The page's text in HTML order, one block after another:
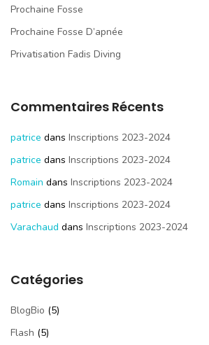
Prochaine Fosse
Prochaine Fosse D’apnée
Privatisation Fadis Diving
Commentaires Récents
patrice dans Inscriptions 2023-2024
patrice dans Inscriptions 2023-2024
Romain dans Inscriptions 2023-2024
patrice dans Inscriptions 2023-2024
Varachaud dans Inscriptions 2023-2024
Catégories
BlogBio (5)
Flash (5)